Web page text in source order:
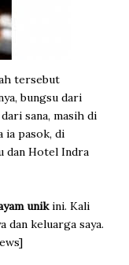
tersebut
bungsu dari
sana, masih di
ia pasok, di
dan Hotel Indra
unikini. Kali
dan keluarga saya.